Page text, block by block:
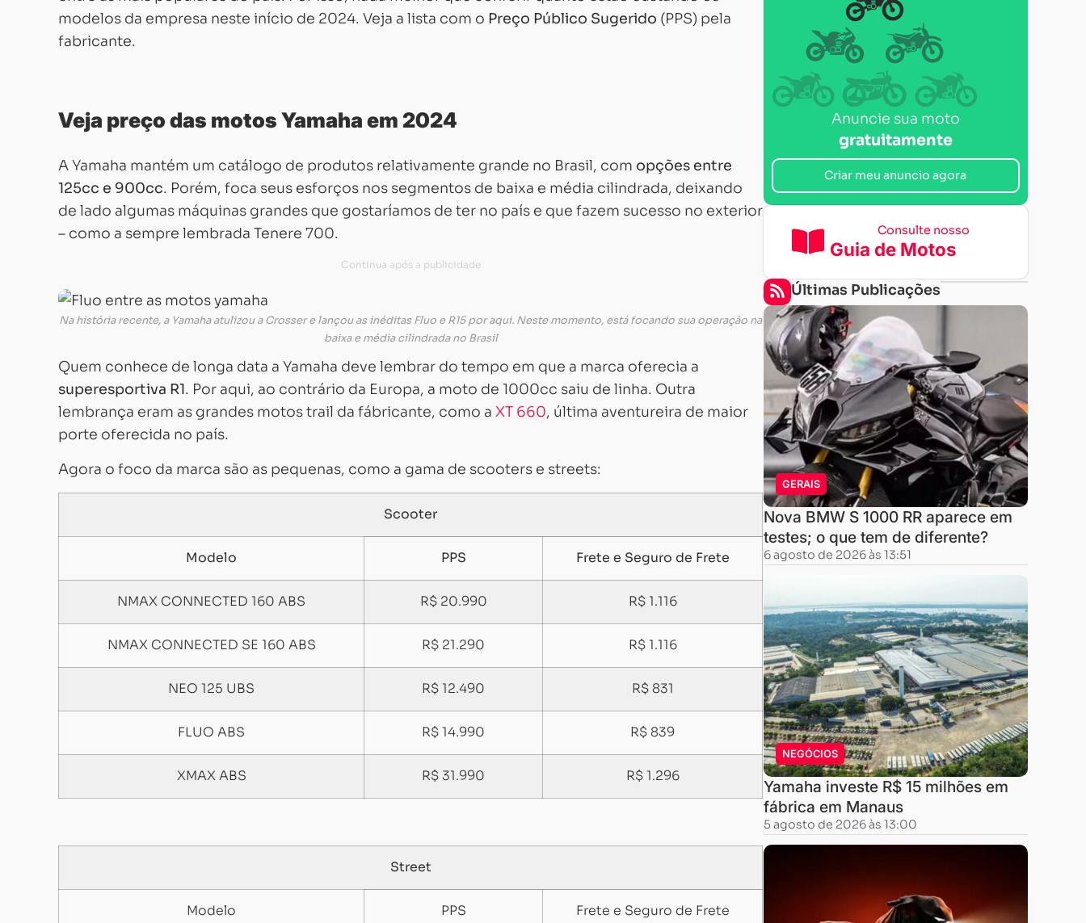
modelos da empresa neste início de 2024. Veja a lista com o Preço Público Sugerido (PPS) pela
fabricante.
Veja preço das motos Yamaha em 2024
A Yamaha mantém um catálogo de produtos relativamente grande no Brasil, com opções entre
125cc e 900cc. Porém, foca seus esforços nos segmentos de baixa e média cilindrada, deixando
de lado algumas máquinas grandes que gostaríamos de ter no país e que fazem sucesso no exterior
– como a sempre lembrada Tenere 700.
Na história recente, a Yamaha atulizou a Crosser e lançou as inéditas Fluo e R15 por aqui. Neste momento, está focando sua operação na
baixa e média cilindrada no Brasil
Quem conhece de longa data a Yamaha deve lembrar do tempo em que a marca oferecia a
superesportiva R1. Por aqui, ao contrário da Europa, a moto de 1000cc saiu de linha. Outra
lembrança eram as grandes motos trail da fábricante, como a XT 660, última aventureira de maior
porte oferecida no país.
Agora o foco da marca são as pequenas, como a gama de scooters e streets:
Scooter
Modelo PPS Frete e Seguro de Frete
NMAX CONNECTED 160 ABS R$ 20.990 R$ 1.116
NMAX CONNECTED SE 160 ABS R$ 21.290 R$ 1.116
NEO 125 UBS R$ 12.490 R$ 831
FLUO ABS R$ 14.990 R$ 839
XMAX ABS R$ 31.990 R$ 1.296
Street
Modelo PPS Frete e Seguro de Frete
Anuncie sua moto
gratuitamente
Criar meu anuncio agora
Consulte nosso
Guia de Motos
Últimas Publicações
GERAIS
Nova BMW S 1000 RR aparece em
testes; o que tem de diferente?
6 agosto de 2026 às 13:51
NEGÓCIOS
Yamaha investe R$ 15 milhões em
fábrica em Manaus
5 agosto de 2026 às 13:00